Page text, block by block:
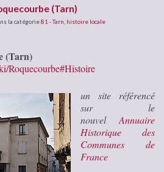
(Tarn)
la catégorie81 - Tarn histoire locale
(Tarn)
Roquecourbe#Histoire
un site référencé
sur le
nouvel Annuaire
Historique des
Communes de
France